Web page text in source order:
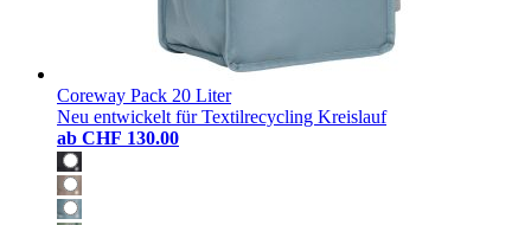
Coreway Pack 20 Liter
Neu entwickelt für Textilrecycling Kreislauf
ab CHF 130.00